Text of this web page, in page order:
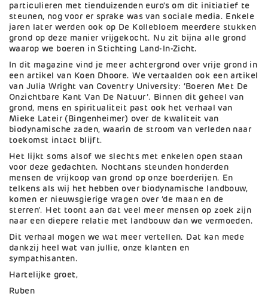
particulieren met tienduizenden euro's om dit initiatief te
steunen, nog voor er sprake was van sociale media. Enkele
jaren later werden ook op De Kollebloem meerdere stukken
grond op deze manier vrijgekocht. Nu zit bijna alle grond
waarop we boeren in Stichting Land-In-Zicht.
In dit magazine vind je meer achtergrond over vrije grond in
een artikel van Koen Dhoore. We vertaalden ook een artikel
van Julia Wright van Coventry University: ‘Boeren Met De
Onzichtbare Kant Van De Natuur’. Binnen dit geheel van
grond, mens en spiritualiteit past ook het verhaal van
Mieke Lateir (Bingenheimer) over de kwaliteit van
biodynamische zaden, waarin de stroom van verleden naar
toekomst intact blijft.
Het lijkt soms alsof we slechts met enkelen open staan
voor deze gedachten. Nochtans steunden honderden
mensen de vrijkoop van grond op onze boerderijen. En
telkens als wij het hebben over biodynamische landbouw,
komen er nieuwsgierige vragen over ‘de maan en de
sterren’. Het toont aan dat veel meer mensen op zoek zijn
naar een diepere relatie met landbouw dan we vermoeden.
Dit verhaal mogen we wat meer vertellen. Dat kan mede
dankzij heel wat van jullie, onze klanten en
sympathisanten.
Hartelijke groet,
Ruben